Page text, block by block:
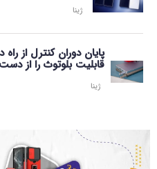
ژینا
قابلیت بلوتوث را از
ژینا